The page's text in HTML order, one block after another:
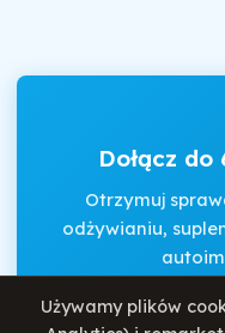
Dołącz do
Otrzymuj
odżywianiu,
Używamy plików